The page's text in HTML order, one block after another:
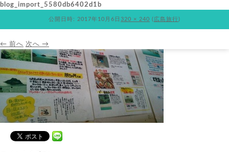
blog_import_5580db6402d1b
公開日時: 2017年10月6日 320 × 240 ( 広島旅行)
← 前へ 次へ →